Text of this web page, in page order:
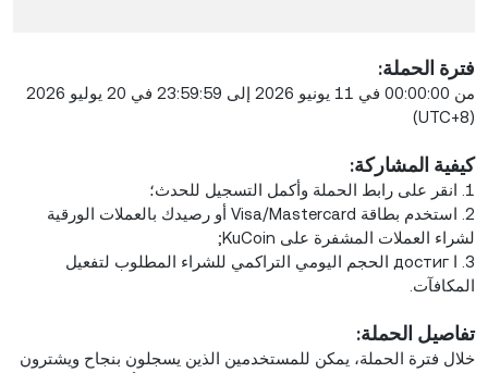
فترة الحملة:
من 00:00:00 في 11 يونيو 2026 إلى 23:59:59 في 20 يوليو 2026
(UTC+8)
كيفية المشاركة:
1. انقر على رابط الحملة وأكمل التسجيل للحدث؛
2. استخدم بطاقة Visa/Mastercard أو رصيدك بالعملات الورقية
لشراء العملات المشفرة على KuCoin;
3. ا достиг الحجم اليومي التراكمي للشراء المطلوب لتفعيل
المكافآت.
تفاصيل الحملة:
خلال فترة الحملة، يمكن للمستخدمين الذين يسجلون بنجاح ويشترون